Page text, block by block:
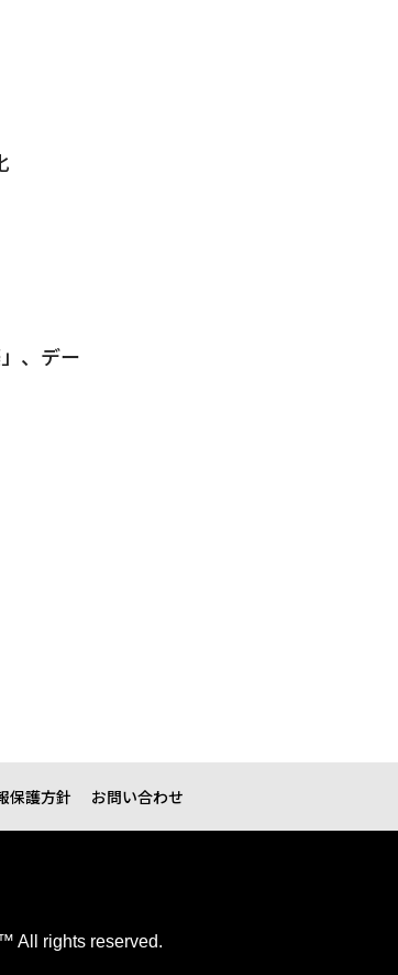
、デー
保護方針 お問い合わせ
All rights reserved.